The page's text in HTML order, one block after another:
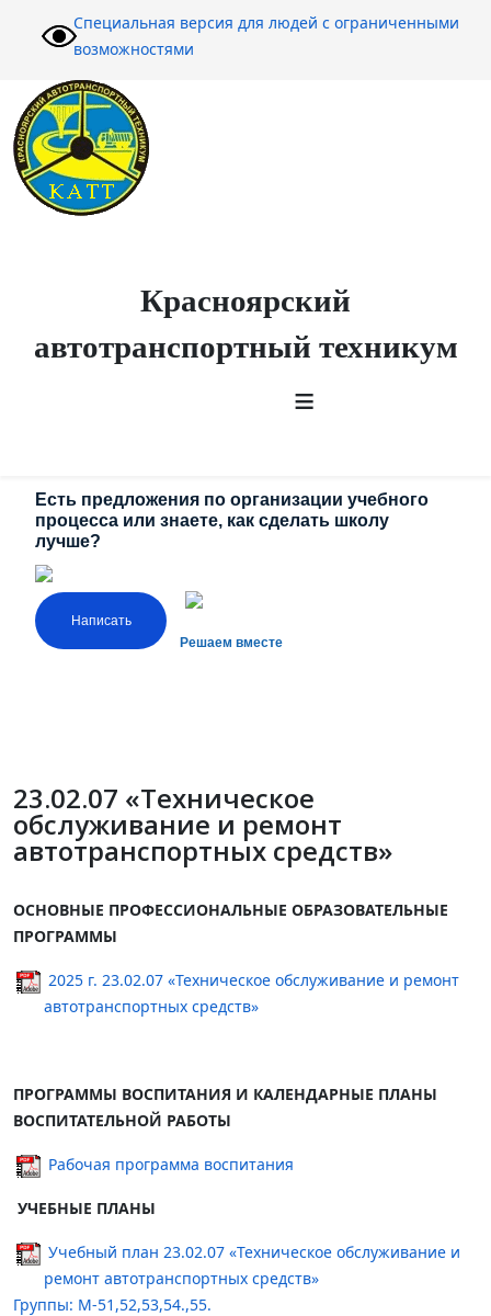
Специальная версия для людей с ограниченными
возможностями
Красноярский
автотранспортный техникум
≡
Есть предложения по организации учебного
процесса или знаете, как сделать школу
лучше?
Написать
Решаем вместе
23.02.07 «Техническое
обслуживание и ремонт
автотранспортных средств»
ОСНОВНЫЕ ПРОФЕССИОНАЛЬНЫЕ ОБРАЗОВАТЕЛЬНЫЕ
ПРОГРАММЫ
2025 г. 23.02.07 «Техническое обслуживание и ремонт
автотранспортных средств»
ПРОГРАММЫ ВОСПИТАНИЯ И КАЛЕНДАРНЫЕ ПЛАНЫ
ВОСПИТАТЕЛЬНОЙ РАБОТЫ
Рабочая программа воспитания
УЧЕБНЫЕ ПЛАНЫ
Учебный план 23.02.07 «Техническое обслуживание и
ремонт автотранспортных средств»
Группы: М-51,52,53,54.,55.